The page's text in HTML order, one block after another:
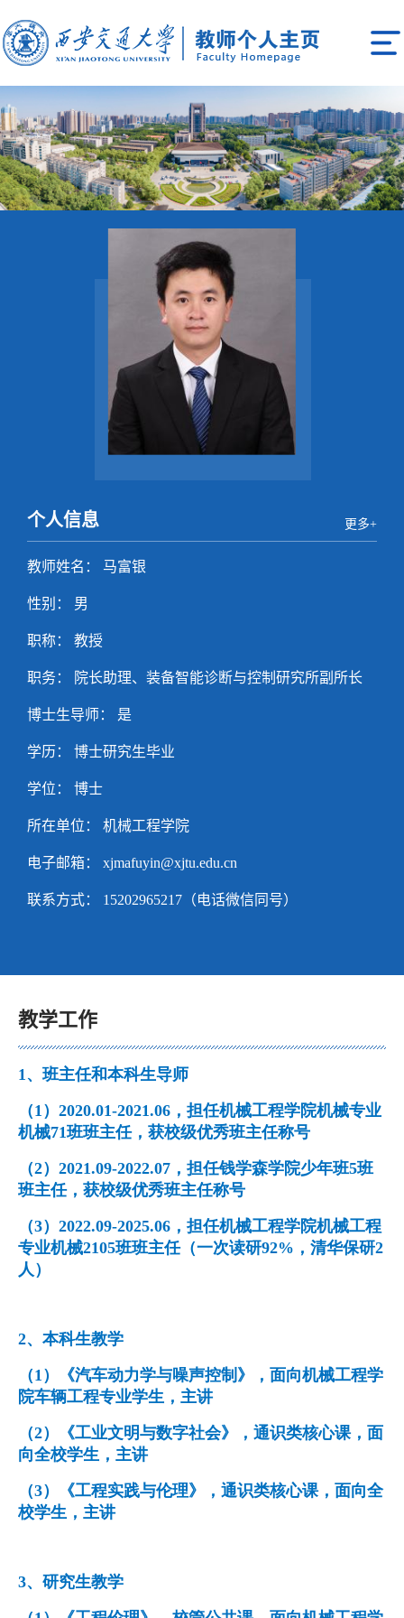
个人信息 更多+
教师姓名： 马富银
性别： 男
职称： 教授
职务： 院长助理、装备智能诊断与控制研究所副所长
博士生导师： 是
学历： 博士研究生毕业
学位： 博士
所在单位： 机械工程学院
电子邮箱： xjmafuyin@xjtu.edu.cn
联系方式： 15202965217（电话微信同号）
教学工作